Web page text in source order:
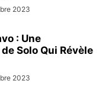
2023
: Une
Solo Qui Révèle
2023